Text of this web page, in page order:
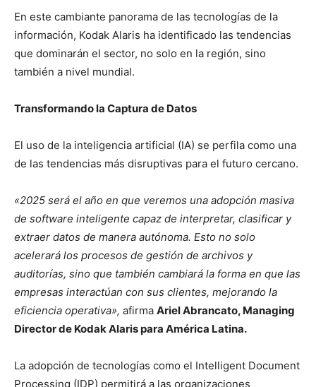
En este cambiante panorama de las tecnologías de la
información, Kodak Alaris ha identificado las tendencias
que dominarán el sector, no solo en la región, sino
también a nivel mundial.
Transformando la Captura de Datos
El uso de la inteligencia artificial (IA) se perfila como una
de las tendencias más disruptivas para el futuro cercano.
«2025 será el año en que veremos una adopción masiva
de software inteligente capaz de interpretar, clasificar y
extraer datos de manera autónoma. Esto no solo
acelerará los procesos de gestión de archivos y
auditorías, sino que también cambiará la forma en que las
empresas interactúan con sus clientes, mejorando la
eficiencia operativa», afirma Ariel Abrancato, Managing
Director de Kodak Alaris para América Latina.
La adopción de tecnologías como el Intelligent Document
Processing (IDP) permitirá a las organizaciones